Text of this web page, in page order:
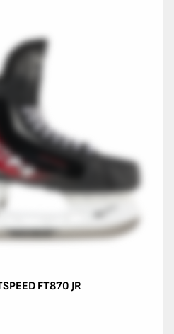
FT870 JR